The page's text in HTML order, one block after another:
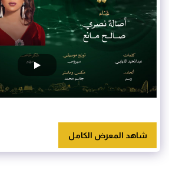
شاهد المعرض الكامل